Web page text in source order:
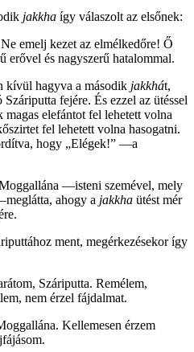
jakkha így válaszolt az elsőnek:
emelj kezet az elmélkedőre! Ő
erővel és nagyszerű hatalommal.
kívül hagyva a második jakkhát,
fejére. És ezzel az ütéssel
elefántot fel lehetett volna
fel lehetett volna hasogatni.
hogy „Elégek!” —a
—isteni szemével, mely
ahogy a jakkha ütést mér
ment, megérkezésekor így
Száriputta. Remélem,
nem érzel fájdalmat.
Kellemesen érzem